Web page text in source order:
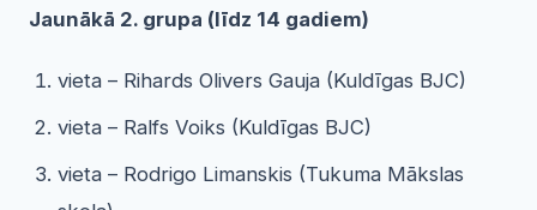
Jaunākā 2. grupa (līdz 14 gadiem)
vieta – Rihards Olivers Gauja (Kuldīgas BJC)
vieta – Ralfs Voiks (Kuldīgas BJC)
vieta – Rodrigo Limanskis (Tukuma Mākslas